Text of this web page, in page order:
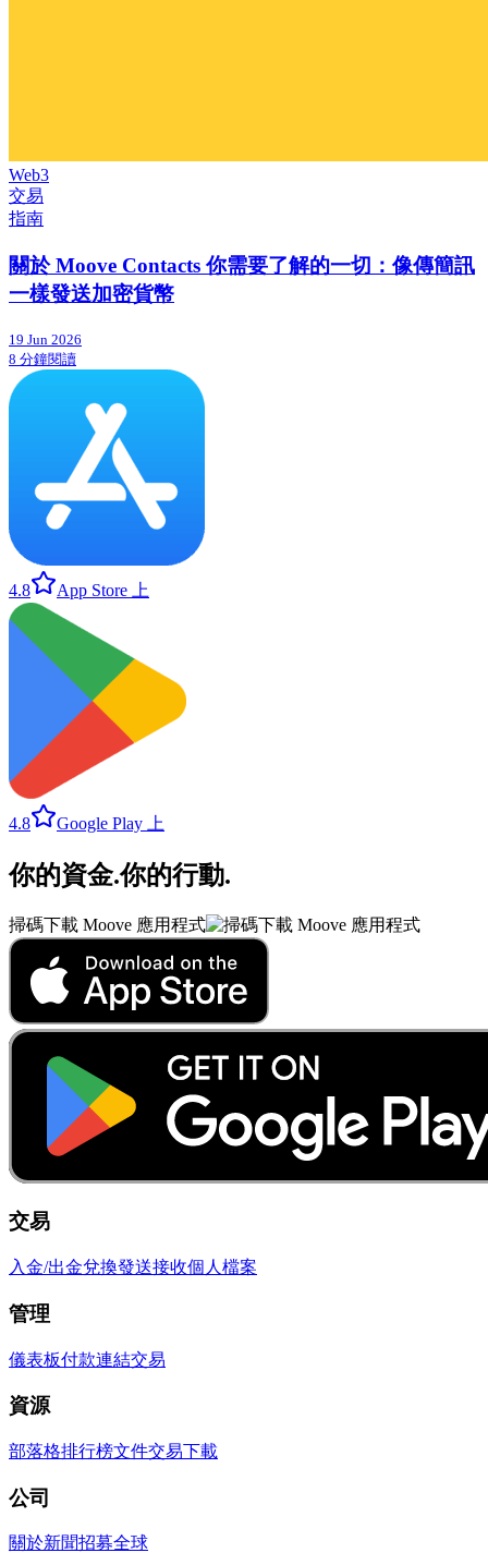
Web3
交易
指南
關於 Moove Contacts 你需要了解的一切：像傳簡訊
一樣發送加密貨幣
19 Jun 2026
8 分鐘閱讀
4.8 App Store 上
4.8 Google Play 上
你的資金.你的行動.
掃碼下載 Moove 應用程式
交易
入金/出金兌換發送接收個人檔案
管理
儀表板付款連結交易
資源
部落格排行榜文件交易下載
公司
關於新聞招募全球